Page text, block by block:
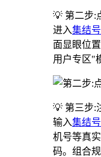
💡 第二步:
进入集结
面显眼位
用户专区"
💡 第三步:
输入集结
机号等真
码。组合